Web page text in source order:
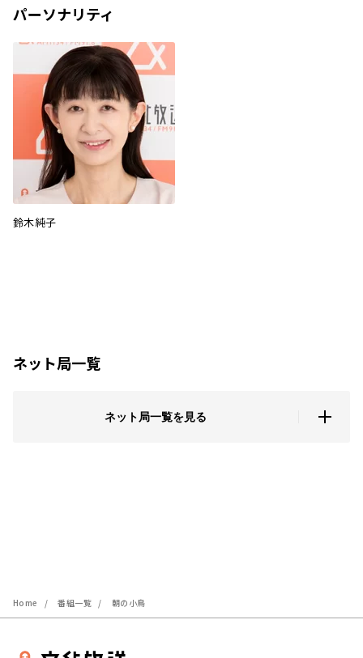
パーソナリティ
鈴木純子
ネット局一覧
ネット局一覧を見る
Home 番組一覧 朝の小鳥